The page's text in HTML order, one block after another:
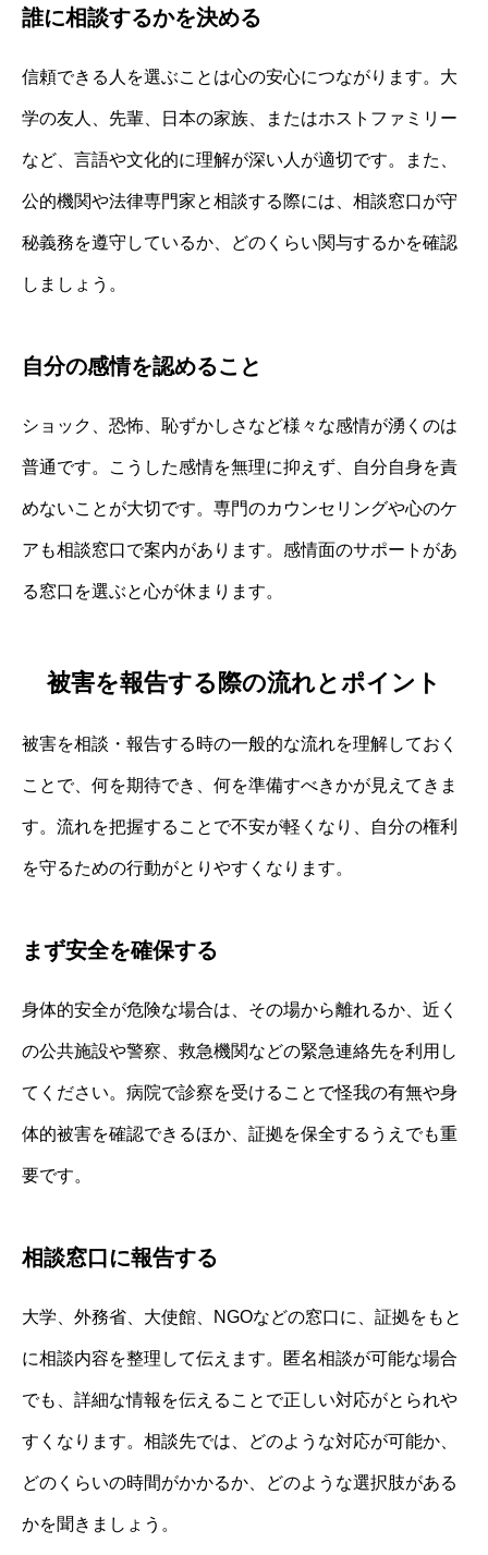
誰に相談するかを決める
信頼できる人を選ぶことは心の安心につながります。大
学の友人、先輩、日本の家族、またはホストファミリー
など、言語や文化的に理解が深い人が適切です。また、
公的機関や法律専門家と相談する際には、相談窓口が守
秘義務を遵守しているか、どのくらい関与するかを確認
しましょう。
自分の感情を認めること
ショック、恐怖、恥ずかしさなど様々な感情が湧くのは
普通です。こうした感情を無理に抑えず、自分自身を責
めないことが大切です。専門のカウンセリングや心のケ
アも相談窓口で案内があります。感情面のサポートがあ
る窓口を選ぶと心が休まります。
被害を報告する際の流れとポイント
被害を相談・報告する時の一般的な流れを理解しておく
ことで、何を期待でき、何を準備すべきかが見えてきま
す。流れを把握することで不安が軽くなり、自分の権利
を守るための行動がとりやすくなります。
まず安全を確保する
身体的安全が危険な場合は、その場から離れるか、近く
の公共施設や警察、救急機関などの緊急連絡先を利用し
てください。病院で診察を受けることで怪我の有無や身
体的被害を確認できるほか、証拠を保全するうえでも重
要です。
相談窓口に報告する
大学、外務省、大使館、NGOなどの窓口に、証拠をもと
に相談内容を整理して伝えます。匿名相談が可能な場合
でも、詳細な情報を伝えることで正しい対応がとられや
すくなります。相談先では、どのような対応が可能か、
どのくらいの時間がかかるか、どのような選択肢がある
かを聞きましょう。